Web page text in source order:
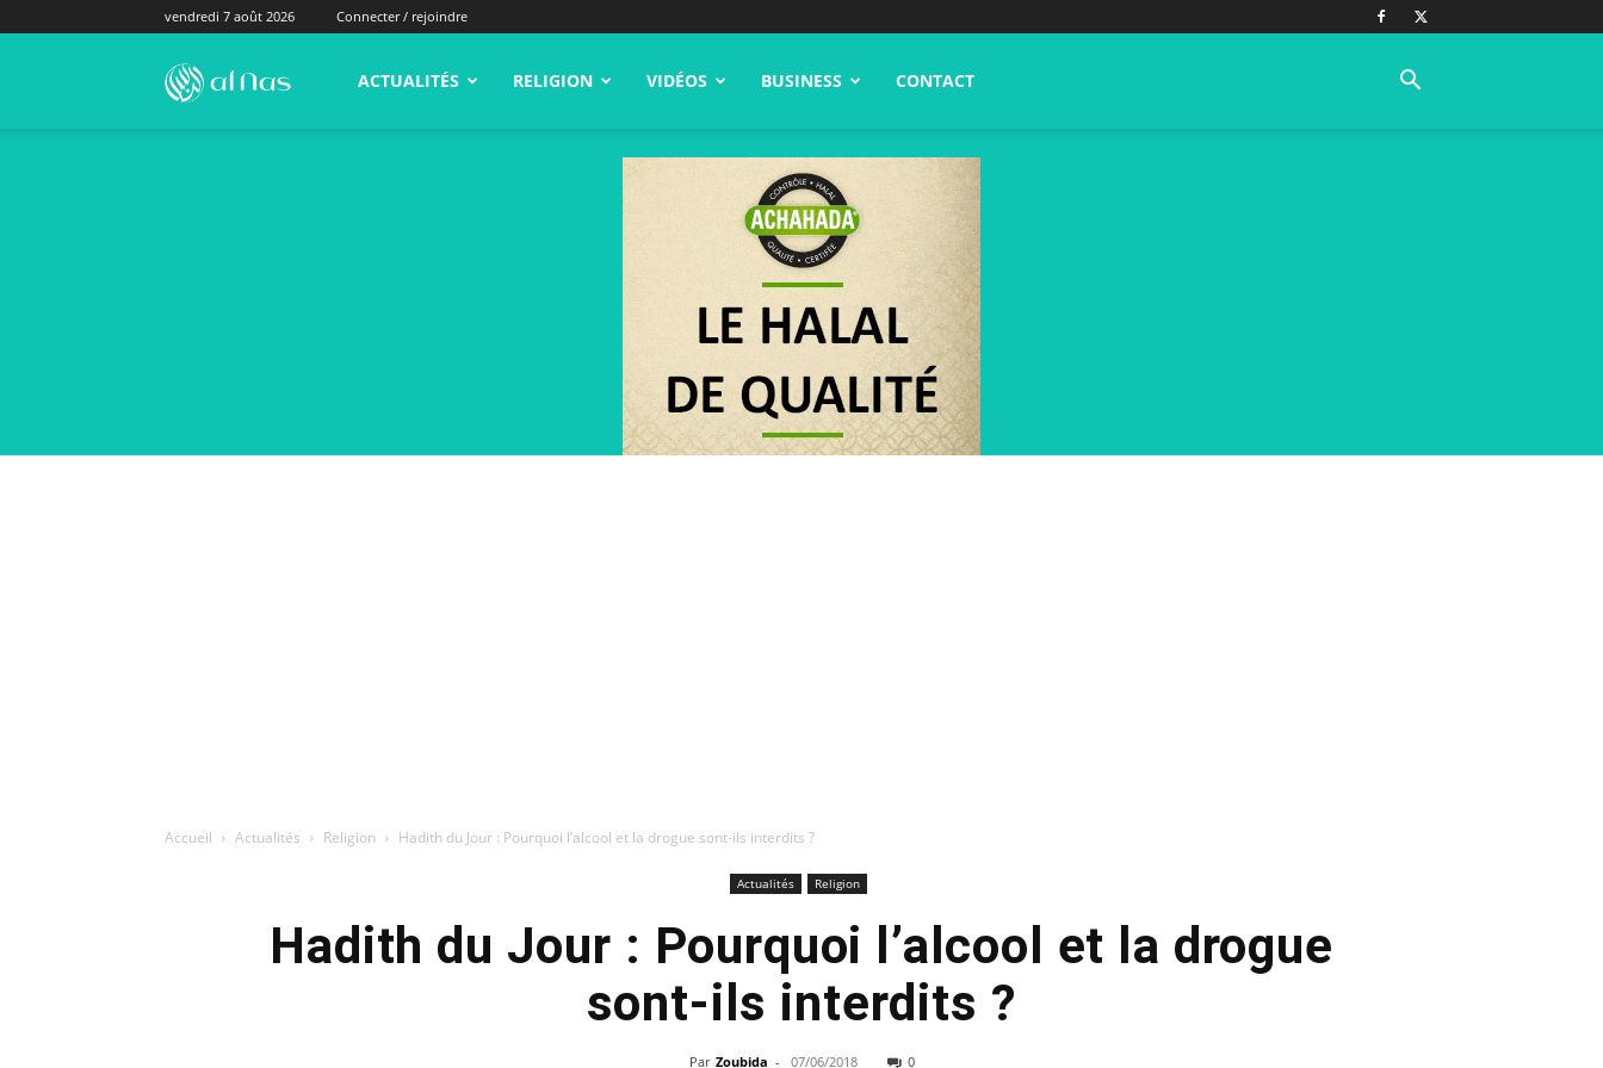
vendredi 7 août 2026 Connecter / rejoindre
alNas.fr ACTUALITÉS RELIGION VIDÉOS BUSINESS CONTACT
Accueil Actualités Religion Hadith du Jour : Pourquoi l’alcool et la drogue sont-ils interdits ?
Actualités Religion
Hadith du Jour : Pourquoi l’alcool et la drogue
sont-ils interdits ?
Par Zoubida - 07/06/2018 0